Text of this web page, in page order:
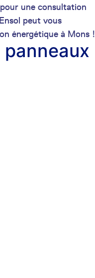
une consultation
peut vous
énergétique à Mons !